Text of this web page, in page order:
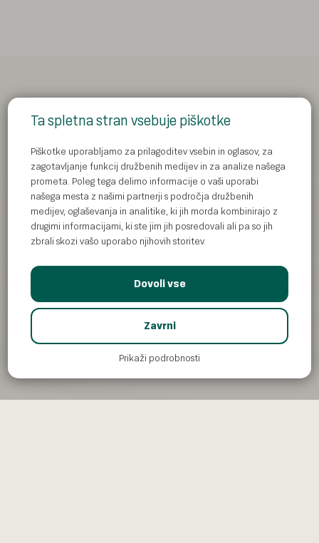
Ta spletna stran vsebuje piškotke
Piškotke uporabljamo za prilagoditev vsebin in oglasov, za
zagotavljanje funkcij družbenih medijev in za analize našega
prometa. Poleg tega delimo informacije o vaši uporabi
našega mesta z našimi partnerji s področja družbenih
medijev, oglaševanja in analitike, ki jih morda kombinirajo z
drugimi informacijami, ki ste jim jih posredovali ali pa so jih
zbrali skozi vašo uporabo njihovih storitev.
Dovoli vse
Zavrni
Prikaži podrobnosti